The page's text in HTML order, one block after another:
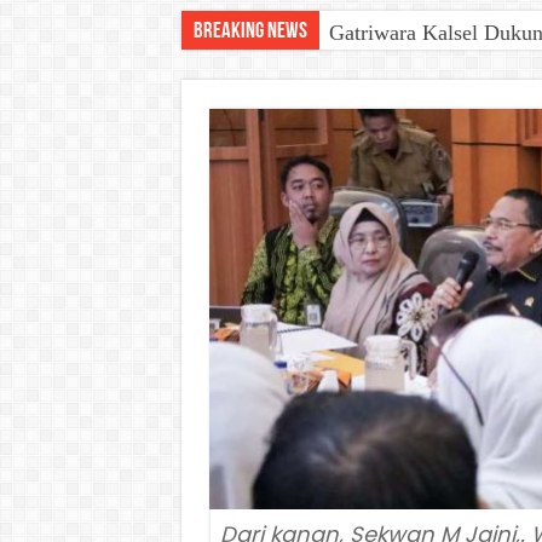
Breaking News Gatriwara Kalsel
2 Pelaku Jaringan
Dari kanan, Sekwan M Jaini,.